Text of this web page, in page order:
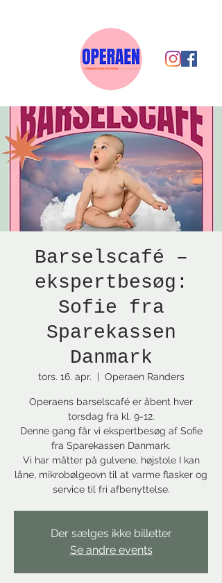
Barselscafé –
ekspertbesøg:
Sofie fra
Sparekassen
Danmark
tors. 16. apr.
  |
Operaen Randers
Operaens barselscafé er åbent hver
torsdag fra kl. 9-12.
Denne gang får vi ekspertbesøg af Sofie
fra Sparekassen Danmark.
Vi har måtter på gulvene, højstole I kan
låne, mikrobølgeovn til at varme flasker og
service til fri afbenyttelse.
Der sælges ikke billetter
Se andre events